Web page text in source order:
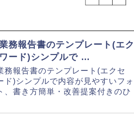
務報告書のテンプレート(エク
ード)シンプルで …
務報告書のテンプレート(エクセ
ド)シンプルで内容が見やすいフォ
、書き方簡単・改善提案付きのひ